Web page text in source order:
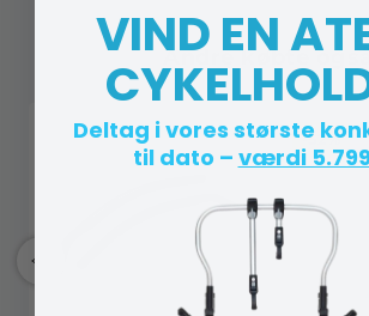
Andre købte
-52%
VIND EN
Deltag i vores største
til dato – værdi